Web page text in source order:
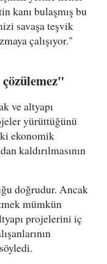
kanı bulaşmış bu
savaşa teşvik
çalışıyor."
ve altyapı
yürüttüğünü
ekonomik
kaldırılmasının
doğrudur. Ancak
mümkün
projelerini iç